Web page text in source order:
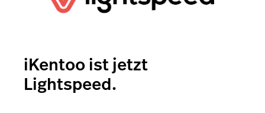
iKentoo ist jetzt
Lightspeed.